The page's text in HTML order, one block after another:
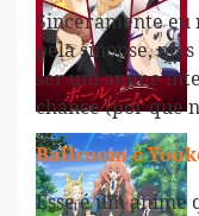
Sinceramente
pela sinopse,
ser um anime
chance (por que
Ballroom e
Esse é um anime